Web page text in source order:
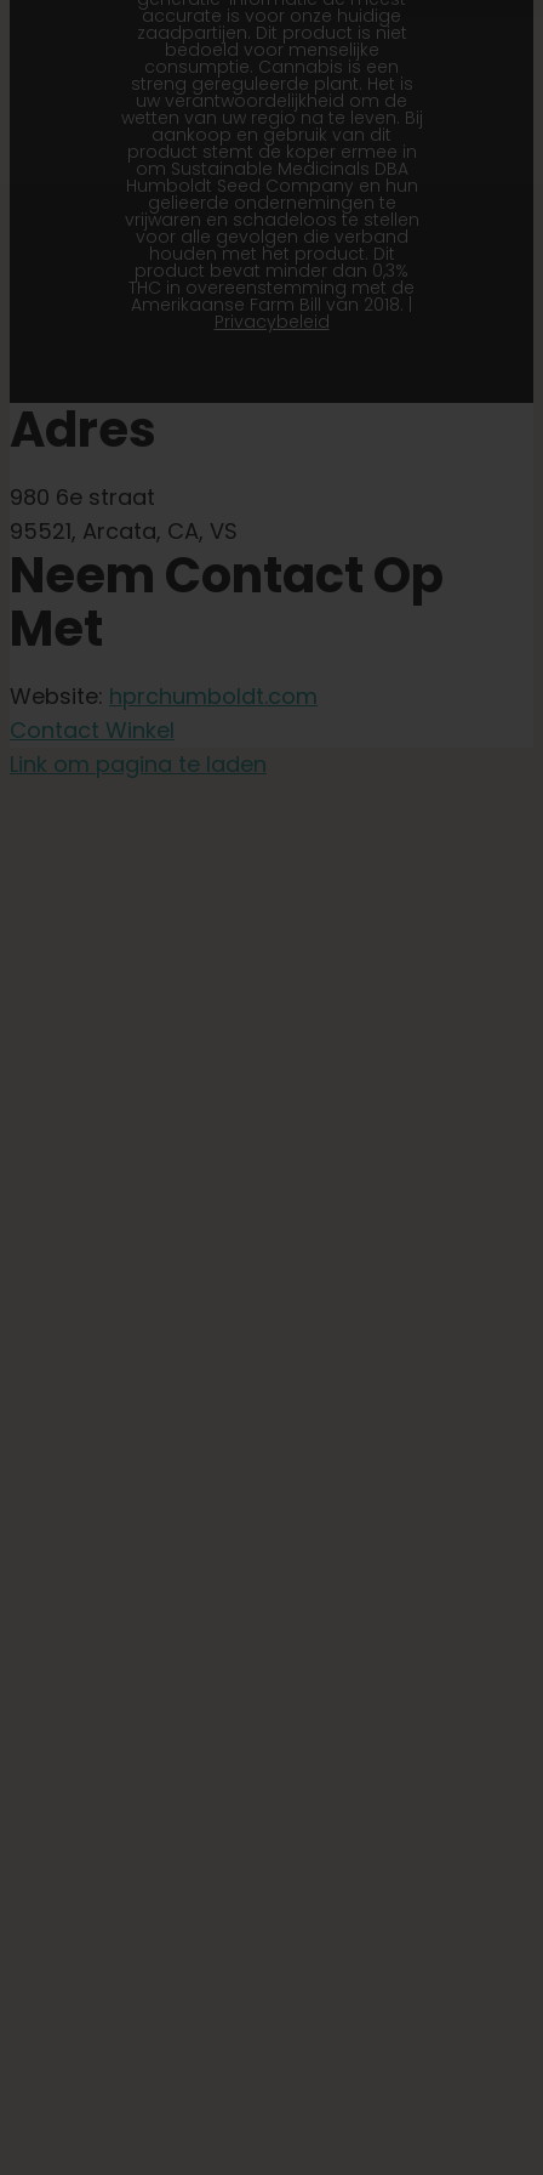
accurate is voor onze huidige
zaadpartijen. Dit product is niet
bedoeld voor menselijke
consumptie. Cannabis is een
streng gereguleerde plant. Het is
uw verantwoordelijkheid om de
wetten van uw regio na te leven. Bij
aankoop en gebruik van dit
product stemt de koper ermee in
om Sustainable Medicinals DBA
Humboldt Seed Company en hun
gelieerde ondernemingen te
vrijwaren en schadeloos te stellen
voor alle gevolgen die verband
houden met het product. Dit
product bevat minder dan 0,3%
THC in overeenstemming met de
Amerikaanse Farm Bill van 2018. |
Privacybeleid
Adres
980 6e straat
95521, Arcata, CA, VS
Neem Contact Op
Met
Website: hprchumboldt.com
Contact Winkel
Link om pagina te laden